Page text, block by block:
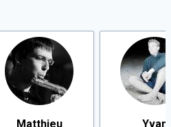
Matthieu
Yvan